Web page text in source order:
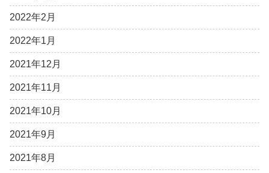
2022年2月
2022年1月
2021年12月
2021年11月
2021年10月
2021年9月
2021年8月